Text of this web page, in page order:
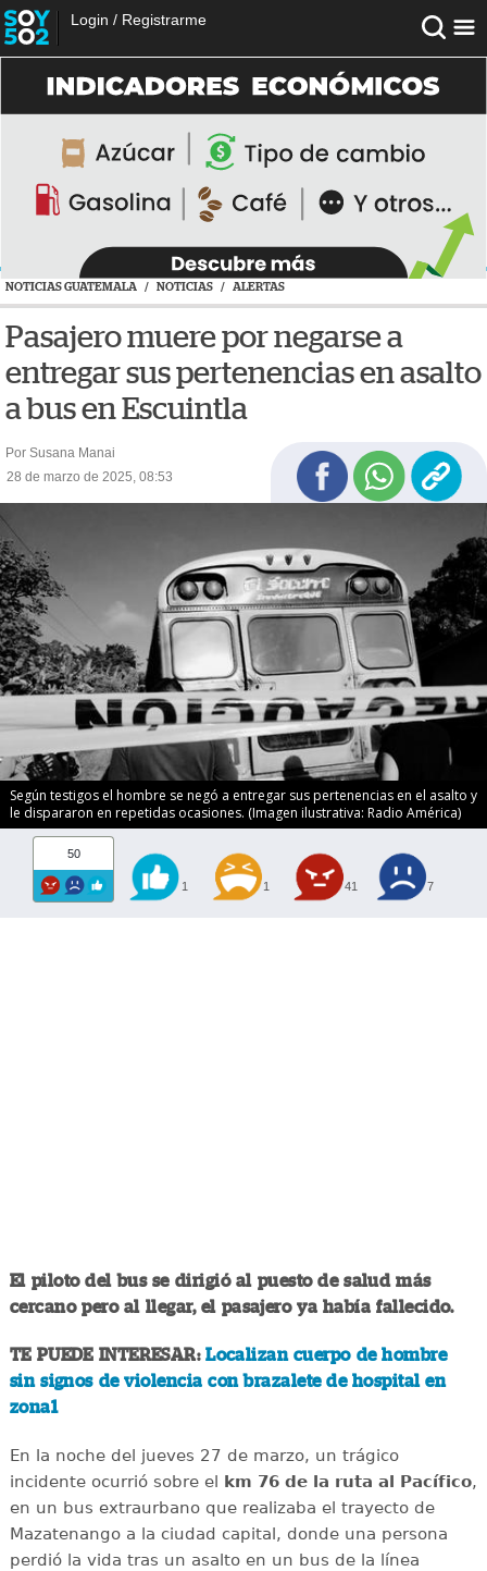
Login / Registrarme
NOTICIAS GUATEMALA / NOTICIAS / ALERTAS
Pasajero muere por negarse a
entregar sus pertenencias en asalto
a bus en Escuintla
Por Susana Manai
28 de marzo de 2025, 08:53
Según testigos el hombre se negó a entregar sus pertenencias en el asalto y
le dispararon en repetidas ocasiones. (Imagen ilustrativa: Radio América)
50
1 1 41 7
El piloto del bus se dirigió al puesto de salud más
cercano pero al llegar, el pasajero ya había fallecido.
TE PUEDE INTERESAR:Localizan cuerpo de hombre
sin signos de violencia con brazalete de hospital en
zona1
En la noche del jueves 27 de marzo, un trágico
incidente ocurrió sobre el km 76 de la ruta al Pacífico,
en un bus extraurbano que realizaba el trayecto de
Mazatenango a la ciudad capital, donde una persona
perdió la vida tras un asalto en un bus de la línea